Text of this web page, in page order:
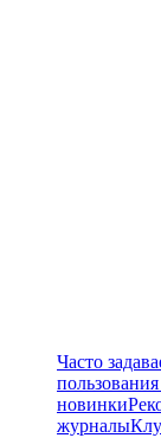
Часто
новинки
журналы